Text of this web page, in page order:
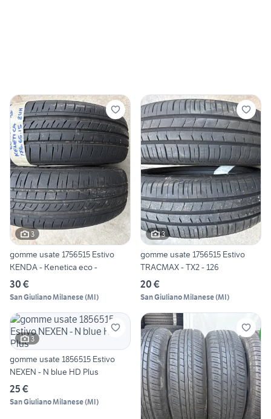
3
gomme usate 1756515 Estivo
KENDA - Kenetica eco -
30 €
San Giuliano Milanese(MI)
3
gomme usate 1756515 Estivo
TRACMAX - TX2 - 126
20 €
San Giuliano Milanese(MI)
3
gomme usate 1856515 Estivo
NEXEN - N blue HD Plus
25 €
San Giuliano Milanese(MI)